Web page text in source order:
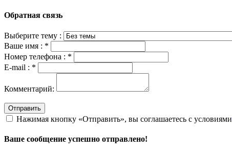
Обратная связь
Выберите тему :
Ваше имя : *
Номер телефона : *
E-mail : *
Комментарий:
Отправить
Нажимая кнопку «Отправить», вы соглашаетесь с условиями
Ваше сообщение успешно отправлено!